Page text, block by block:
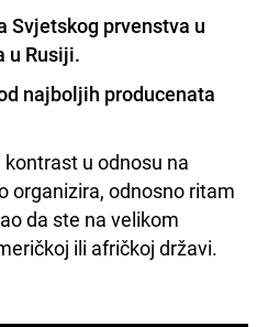
Svjetskog prvenstva u
u Rusiji.
najboljih producenata
u odnosu na
organizira, odnosno ritam
da ste na velikom
ili afričkoj državi.